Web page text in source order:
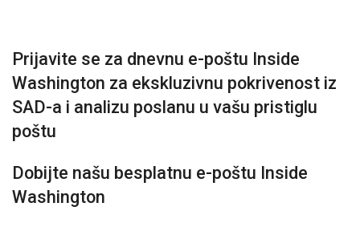
Prijavite se za dnevnu e-poštu Inside
Washington za ekskluzivnu pokrivenost iz
SAD-a i analizu poslanu u vašu pristiglu
poštu
Dobijte našu besplatnu e-poštu Inside
Washington